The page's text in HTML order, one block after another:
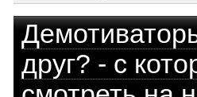
друг? - с